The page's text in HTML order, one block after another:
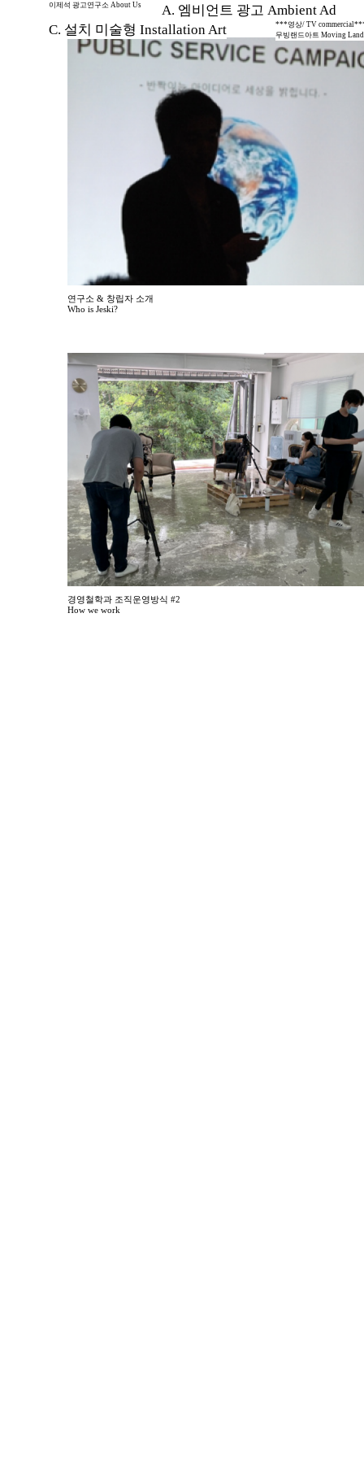
이제석 광고연구소 About Us
A. 엠비언트 광고 Ambient Ad
C. 설치 미술형 Installation Art
***영상/ TV
무빙랜드아트 Moving
연구소 & 창립자 소개
Who is Jeski?
경영철학과 조직운영방식 #2
How we work